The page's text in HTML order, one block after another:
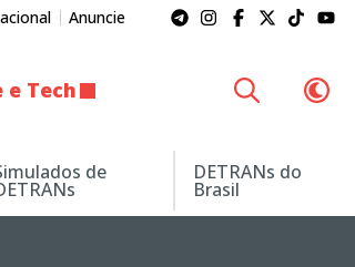
Anuncie
Tech
de DETRANs do
Brasil